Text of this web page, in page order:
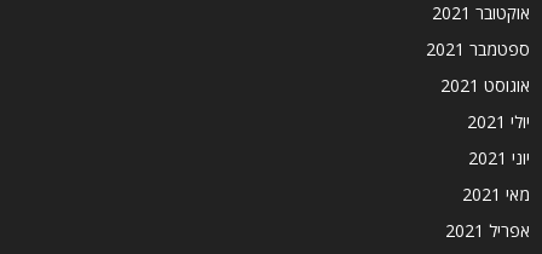
אוקטובר 2021
ספטמבר 2021
אוגוסט 2021
יולי 2021
יוני 2021
מאי 2021
אפריל 2021